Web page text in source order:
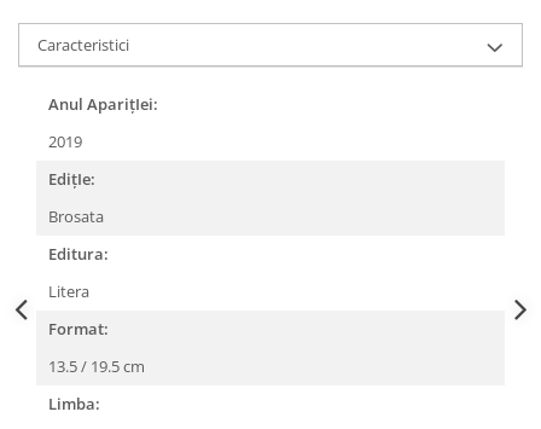
Caracteristici
Anul AparițIei:
2019
EdițIe:
Brosata
Editura:
Litera
Format:
13.5 / 19.5 cm
Limba: